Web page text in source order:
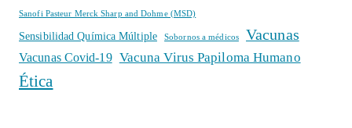
Sanofi Pasteur Merck Sharp and Dohme (MSD)
Sensibilidad Química Múltiple Sobornos a médicos Vacunas
Vacunas Covid-19 Vacuna Virus Papiloma Humano
Ética